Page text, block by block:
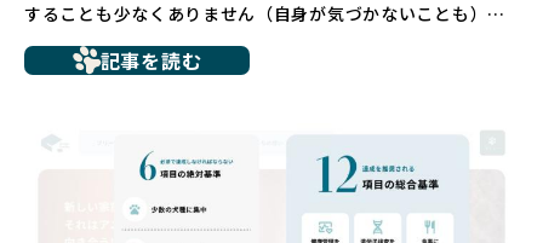
することも少なくありません（自身が気づかないことも）。
ち、健康面や社会性に問題を抱えていたり、またブリーダー
いるというケースもあります。こうした問題は、消費者にと
っても大きな負担であり、ワンちゃん自身にとっても非常に
だからこそ、私たちは正しい情報と安心して選べる場所を提
記事を読む